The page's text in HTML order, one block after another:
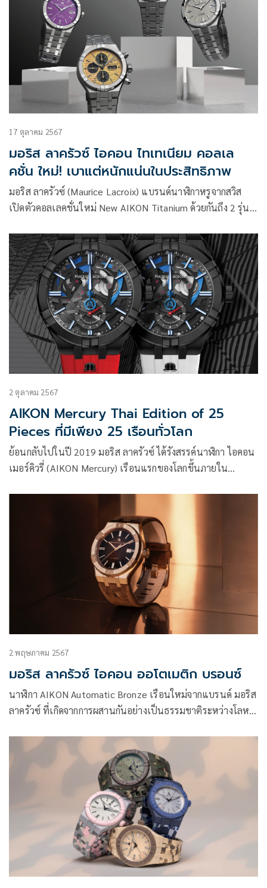
17 ตุลาคม 2567
มอริส ลาครัวซ์ ไอคอน ไทเทเนียม คอลเล
คชั่น ใหม่! เบาแต่หนักแน่นในประสิทธิภาพ
มอริส ลาครัวซ์ (Maurice Lacroix) แบรนด์นาฬิกาหรูจากสวิส
เปิดตัวคอลเลคชั่นใหม่ New AIKON Titanium ด้วยกันถึง 2 รุ่น
2 ตุลาคม 2567
AIKON Mercury Thai Edition of 25
Pieces ที่มีเพียง 25 เรือนทั่วโลก
ย้อนกลับไปในปี 2019 มอริส ลาครัวซ์ ได้รังสรรค์นาฬิกา ไอคอน
เมอร์คิวรี่ (AIKON Mercury) เรือนแรกของโลกขึ้นภายใน
2 พฤษภาคม 2567
มอริส ลาครัวซ์ ไอคอน ออโตเมติก บรอนซ์
นาฬิกา AIKON Automatic Bronze เรือนใหม่จากแบรนด์ มอริส
ลาครัวซ์ ที่เกิดจากการผสานกันอย่างเป็นธรรมชาติระหว่างโลหะ